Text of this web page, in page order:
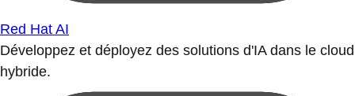
Red Hat AI
Développez et déployez des solutions d'IA dans le cloud
hybride.